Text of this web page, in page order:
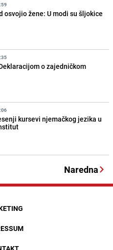
osvojio žene: U modi su šljokice
o zajedničkom
kursevi njemačkog jezika u
Naredna